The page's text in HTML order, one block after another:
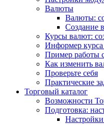
Валюты
Валюты:
Создание
Курсы валют:
Информер
Пример работы
Как изменить
Проверьте себя
Практические
Торговый каталог
Возможности
Подготовка: